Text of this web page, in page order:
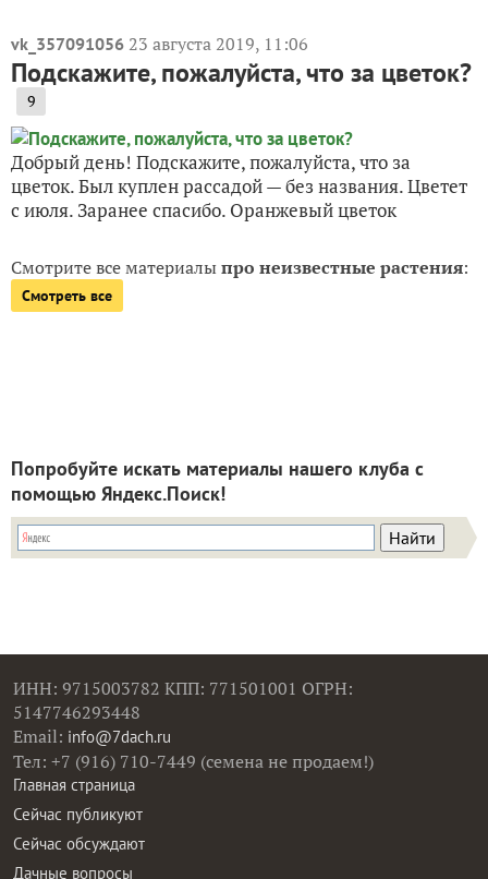
vk_357091056 23 августа 2019, 11:06
Подскажите, пожалуйста, что за цветок?
9
Добрый день! Подскажите, пожалуйста, что за
цветок. Был куплен рассадой — без названия. Цветет
с июля. Заранее спасибо. Оранжевый цветок
Смотрите все материалыпро неизвестные растения:
Смотреть все
Попробуйте искать материалы нашего клуба с
помощью Яндекс.Поиск!
ИНН: 9715003782 КПП: 771501001 ОГРН:
5147746293448
Email: info@7dach.ru
Тел: +7 (916) 710-7449 (семена не продаем!)
Главная страница
Сейчас публикуют
Сейчас обсуждают
Дачные вопросы